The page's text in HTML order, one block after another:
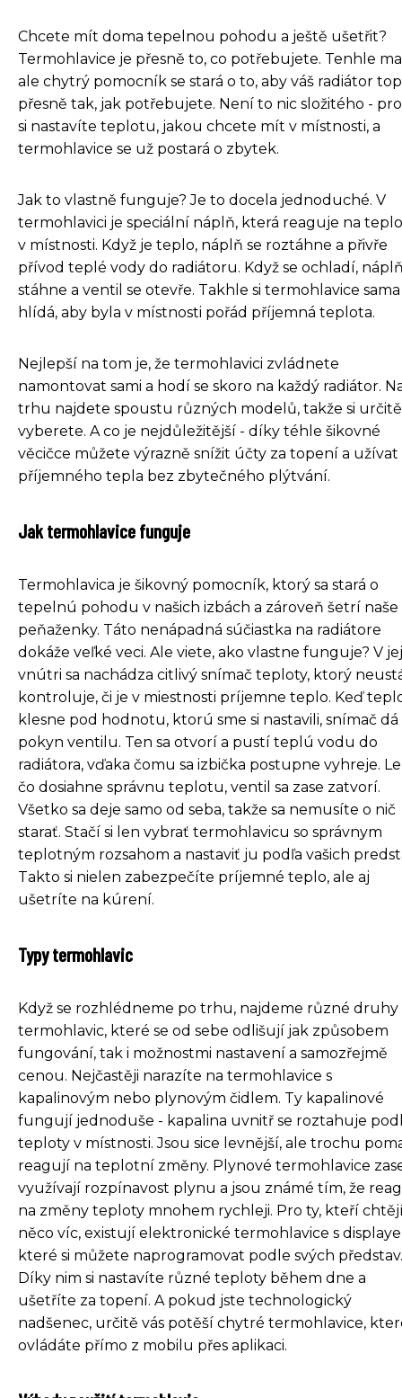
Chcete mít doma tepelnou pohodu a ještě ušetřit?
Termohlavice je přesně to, co potřebujete. Tenhle
ale chytrý pomocník se stará o to, aby váš radiátor
přesně tak, jak potřebujete. Není to nic složitého -
si nastavíte teplotu, jakou chcete mít v místnosti, a
termohlavice se už postará o zbytek.
Jak to vlastně funguje? Je to docela jednoduché. V
termohlavici je speciální náplň, která reaguje na
v místnosti. Když je teplo, náplň se roztáhne a přivře
přívod teplé vody do radiátoru. Když se ochladí,
stáhne a ventil se otevře. Takhle si termohlavice sama
hlídá, aby byla v místnosti pořád příjemná teplota.
Nejlepší na tom je, že termohlavici zvládnete
namontovat sami a hodí se skoro na každý radiátor.
trhu najdete spoustu různých modelů, takže si určitě
vyberete. A co je nejdůležitější - díky téhle šikovné
věcičce můžete výrazně snížit účty za topení a užívat
příjemného tepla bez zbytečného plýtvání.
Jak termohlavice funguje
Termohlavica je šikovný pomocník, ktorý sa stará o
tepelnú pohodu v našich izbách a zároveň šetrí naše
peňaženky. Táto nenápadná súčiastka na radiátore
dokáže veľké veci. Ale viete, ako vlastne funguje? V jej
vnútri sa nachádza citlivý snímač teploty, ktorý
kontroluje, či je v miestnosti príjemne teplo. Keď
klesne pod hodnotu, ktorú sme si nastavili, snímač dá
pokyn ventilu. Ten sa otvorí a pustí teplú vodu do
radiátora, vďaka čomu sa izbička postupne vyhreje.
čo dosiahne správnu teplotu, ventil sa zase zatvorí.
Všetko sa deje samo od seba, takže sa nemusíte o nič
starať. Stačí si len vybrať termohlavicu so správnym
teplotným rozsahom a nastaviť ju podľa vašich
Takto si nielen zabezpečíte príjemné teplo, ale aj
ušetríte na kúrení.
Typy termohlavic
Když se rozhlédneme po trhu, najdeme různé druhy
termohlavic, které se od sebe odlišují jak způsobem
fungování, tak i možnostmi nastavení a samozřejmě
cenou. Nejčastěji narazíte na termohlavice s
kapalinovým nebo plynovým čidlem. Ty kapalinové
fungují jednoduše - kapalina uvnitř se roztahuje
teploty v místnosti. Jsou sice levnější, ale trochu
reagují na teplotní změny. Plynové termohlavice
využívají rozpínavost plynu a jsou známé tím, že
na změny teploty mnohem rychleji. Pro ty, kteří
něco víc, existují elektronické termohlavice s
které si můžete naprogramovat podle svých představ.
Díky nim si nastavíte různé teploty během dne a
ušetříte za topení. A pokud jste technologický
nadšenec, určitě vás potěší chytré termohlavice,
ovládáte přímo z mobilu přes aplikaci.